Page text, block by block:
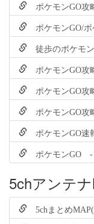
ポケモンGO攻
ポケモンGO/ポ
徒歩のポケモ
ポケモンGO攻
ポケモンGO攻
ポケモンGO攻
ポケモンGO速
ポケモンGO -
5chアンテ
5chまとめ